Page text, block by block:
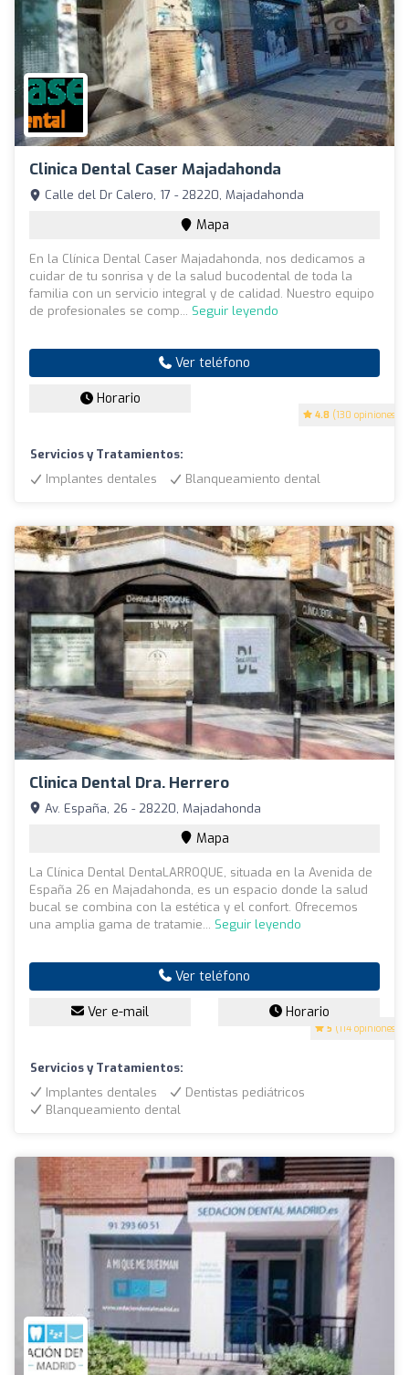
Clinica Dental Caser Majadahonda
4.8 (130 opiniones)
Calle del Dr Calero, 17 - 28220, Majadahonda
Mapa
En la Clínica Dental Caser Majadahonda, nos dedicamos a
cuidar de tu sonrisa y de la salud bucodental de toda la
familia con un servicio integral y de calidad. Nuestro equipo
de profesionales se comp... Seguir leyendo
Ver teléfono
Horario
Servicios y Tratamientos:
Implantes dentales
Blanqueamiento dental
Clinica Dental Dra. Herrero
5 (114 opiniones)
Av. España, 26 - 28220, Majadahonda
Mapa
La Clínica Dental DentaLARROQUE, situada en la Avenida de
España 26 en Majadahonda, es un espacio donde la salud
bucal se combina con la estética y el confort. Ofrecemos
una amplia gama de tratamie... Seguir leyendo
Ver teléfono
Ver e-mail Horario
Servicios y Tratamientos:
Implantes dentales
Dentistas pediátricos
Blanqueamiento dental